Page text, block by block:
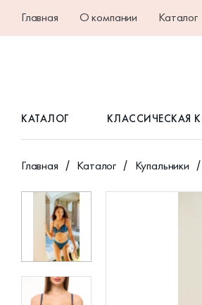
Главная О компании Каталог
КАТАЛОГ КЛАССИЧЕСКАЯ
Главная Каталог Купальники